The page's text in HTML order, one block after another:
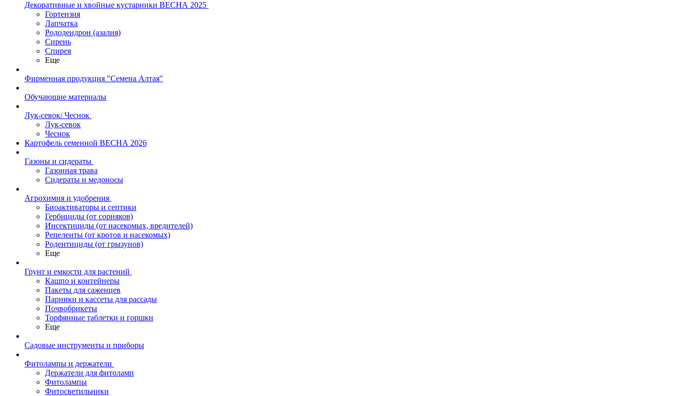
Декоративные и хвойные кустарники ВЕСНА 2025
Гортензия
Лапчатка
Рододендрон (азалия)
Сирень
Спирея
Еще
Фирменная продукция "Семена Алтая"
Обучающие материалы
Лук-севок/ Чеснок
Лук-севок
Чеснок
Картофель семенной ВЕСНА 2026
Газоны и сидераты
Газонная трава
Сидераты и медоносы
Агрохимия и удобрения
Биоактиваторы и септики
Гербициды (от сорняков)
Инсектициды (от насекомых, вредителей)
Репеленты (от кротов и насекомых)
Родентициды (от грызунов)
Еще
Грунт и емкости для растений
Кашпо и контейнеры
Пакеты для саженцев
Парники и кассеты для рассады
Почвобрикеты
Торфянные таблетки и горшки
Еще
Садовые инструменты и приборы
Фитолампы и держатели
Держатели для фитоламп
Фитолампы
Фитосветильники